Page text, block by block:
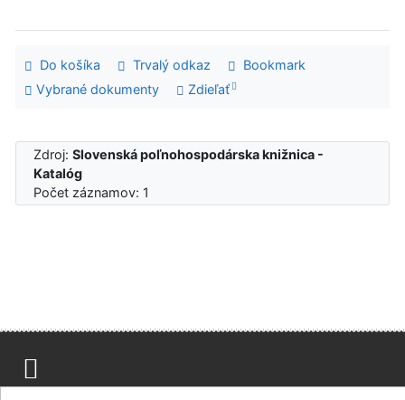
Do košíka Trvalý odkaz
Bookmark
Vybrané dokumenty
Zdieľať
Zdroj:Slovenská poľnohospodárska knižnica -
Katalóg
Počet záznamov: 1